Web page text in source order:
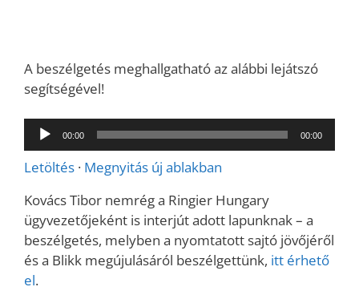
A beszélgetés meghallgatható az alábbi lejátszó
segítségével!
Audió
lejátszó
00:00 00:00
Letöltés · Megnyitás új ablakban
Kovács Tibor nemrég a Ringier Hungary
ügyvezetőjeként is interjút adott lapunknak – a
beszélgetés, melyben a nyomtatott sajtó jövőjéről
és a Blikk megújulásáról beszélgettünk, itt érhető
el.